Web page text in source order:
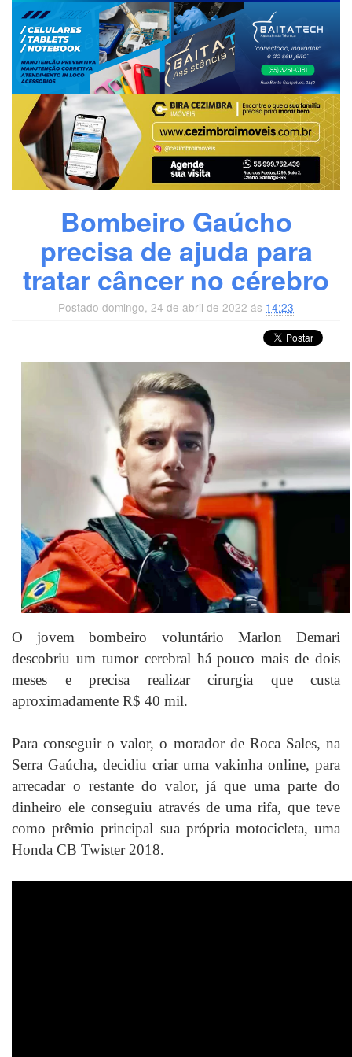
Bombeiro Gaúcho
precisa de ajuda para
tratar câncer no cérebro
Postado domingo, 24 de abril de 2022 ás 14:23
O jovem bombeiro voluntário Marlon Demari
descobriu um tumor cerebral há pouco mais de dois
meses e precisa realizar cirurgia que custa
aproximadamente R$ 40 mil.
Para conseguir o valor, o morador de Roca Sales, na
Serra Gaúcha, decidiu criar uma vakinha online, para
arrecadar o restante do valor, já que uma parte do
dinheiro ele conseguiu através de uma rifa, que teve
como prêmio principal sua própria motocicleta, uma
Honda CB Twister 2018.